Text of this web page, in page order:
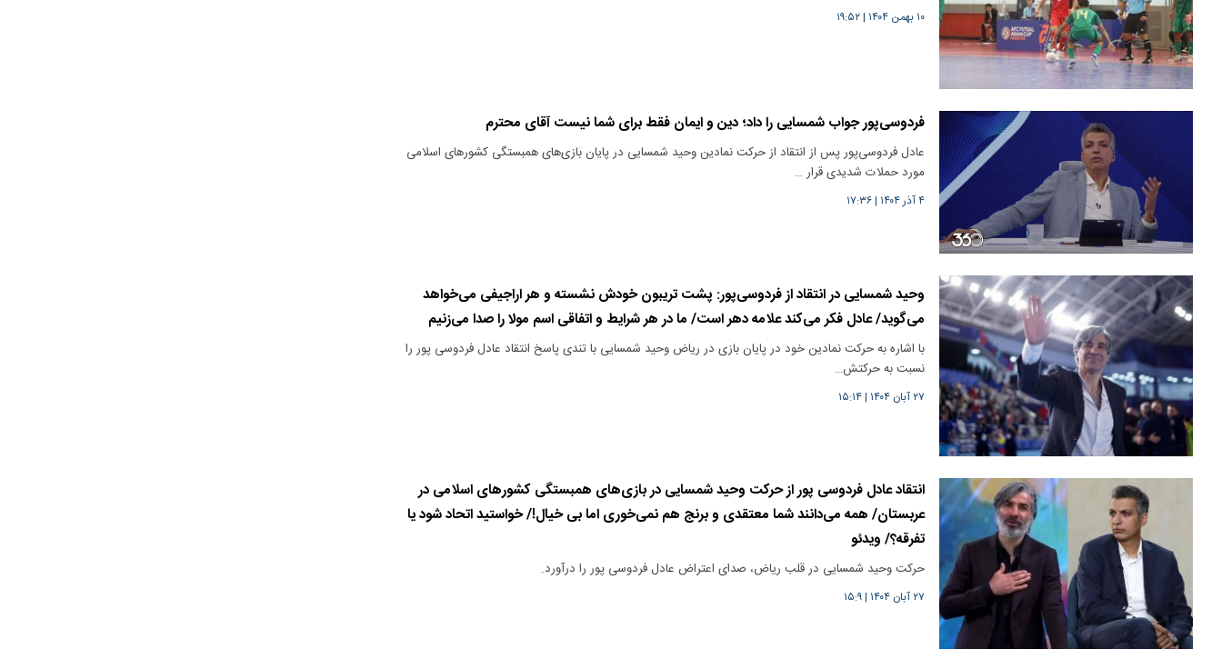
۱۰ بهمن ۱۴۰۴ |۱۹:۵۲
فردوسی‌پور جواب شمسایی را داد؛ دین و ایمان فقط برای شما نیست آقای محترم
عادل فردوسی‌پور پس از انتقاد از حرکت نمادین وحید شمسایی در پایان بازی‌های همبستگی کشورهای اسلامی
مورد حملات شدیدی قرار …
۴ آذر ۱۴۰۴ |۱۷:۳۶
وحید شمسایی در انتقاد از فردوسی‌پور: پشت تریبون خودش نشسته و هر اراجیفی می‌خواهد
می‌گوید/ عادل فکر می‌کند علامه دهر است/ ما در هر شرایط و اتفاقی اسم مولا را صدا می‌زنیم
با اشاره به حرکت نمادین خود در پایان بازی در ریاض وحید شمسایی با تندی پاسخ انتقاد عادل فردوسی پور را
نسبت به حرکتش…
۲۷ آبان ۱۴۰۴ |۱۵:۱۴
انتقاد عادل فردوسی پور از حرکت وحید شمسایی در بازی‌های همبستگی کشورهای اسلامی در
عربستان/ همه می‌دانند شما معتقدی و برنج هم نمی‌خوری اما بی خیال!/ خواستید اتحاد شود یا
تفرقه؟/ ویدئو
حرکت وحید شمسایی در قلب ریاض، صدای اعتراض عادل فردوسی پور را درآورد.
۲۷ آبان ۱۴۰۴ |۱۵:۹